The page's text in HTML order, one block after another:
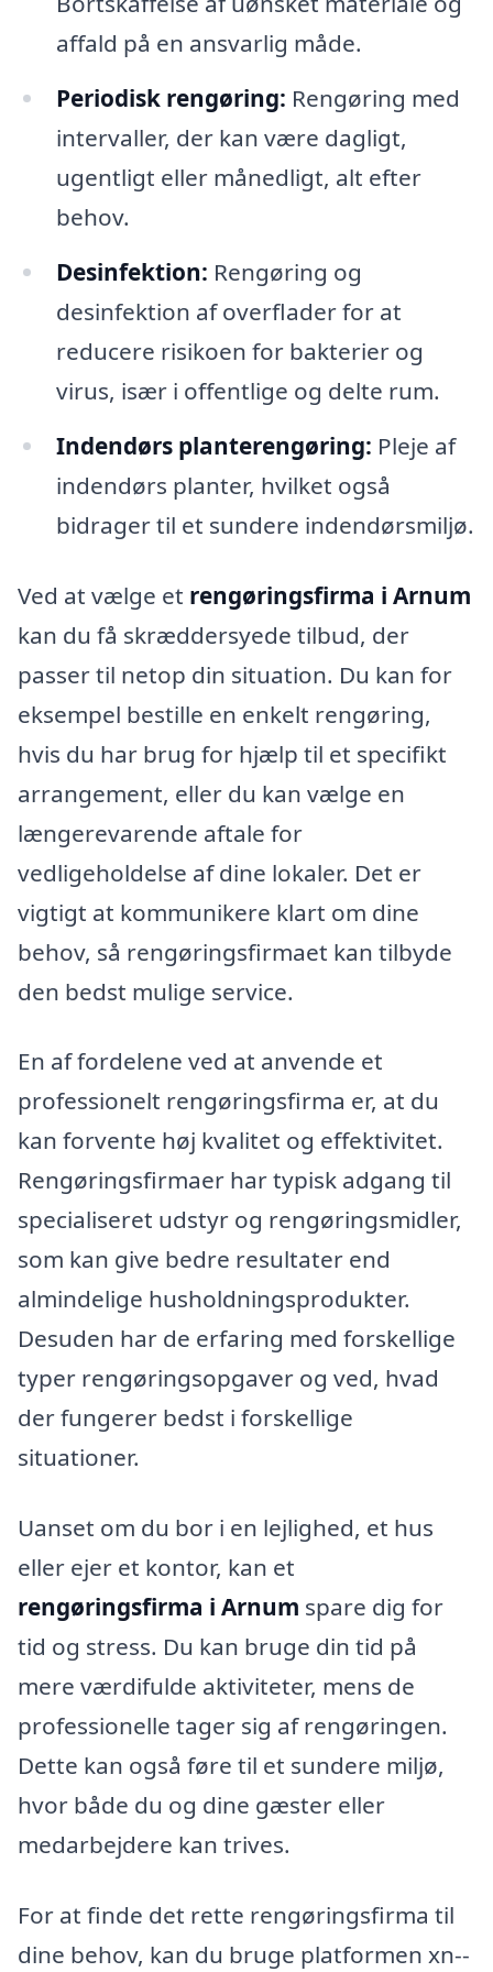
affald på en ansvarlig måde.
Periodisk rengøring: Rengøring med
intervaller, der kan være dagligt,
ugentligt eller månedligt, alt efter
behov.
Desinfektion: Rengøring og
desinfektion af overflader for at
reducere risikoen for bakterier og
virus, især i offentlige og delte rum.
Indendørs planterengøring: Pleje af
indendørs planter, hvilket også
bidrager til et sundere indendørsmiljø.
Ved at vælge et rengøringsfirma i Arnum
kan du få skræddersyede tilbud, der
passer til netop din situation. Du kan for
eksempel bestille en enkelt rengøring,
hvis du har brug for hjælp til et specifikt
arrangement, eller du kan vælge en
længerevarende aftale for
vedligeholdelse af dine lokaler. Det er
vigtigt at kommunikere klart om dine
behov, så rengøringsfirmaet kan tilbyde
den bedst mulige service.
En af fordelene ved at anvende et
professionelt rengøringsfirma er, at du
kan forvente høj kvalitet og effektivitet.
Rengøringsfirmaer har typisk adgang til
specialiseret udstyr og rengøringsmidler,
som kan give bedre resultater end
almindelige husholdningsprodukter.
Desuden har de erfaring med forskellige
typer rengøringsopgaver og ved, hvad
der fungerer bedst i forskellige
situationer.
Uanset om du bor i en lejlighed, et hus
eller ejer et kontor, kan et
rengøringsfirma i Arnum spare dig for
tid og stress. Du kan bruge din tid på
mere værdifulde aktiviteter, mens de
professionelle tager sig af rengøringen.
Dette kan også føre til et sundere miljø,
hvor både du og dine gæster eller
medarbejdere kan trives.
For at finde det rette rengøringsfirma til
dine behov, kan du bruge platformen xn--